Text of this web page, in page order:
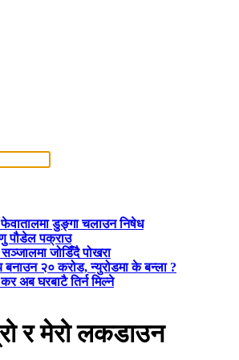
फेवातालमा डुङ्गा चलाउन निषेध
पौडेल पक्राउ
सञ्जालमा जोडिँदै पोखरा
बनाउन २० करोड, न्युरोडमा के बन्ला ?
अब घरबाटै तिर्न मिल्ने
र मेरो लकडाउन